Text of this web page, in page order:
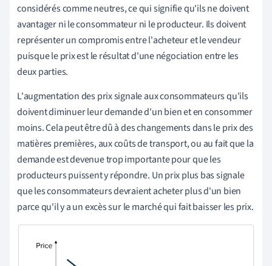
considérés comme neutres, ce qui signifie qu'ils ne doivent
avantager ni le consommateur ni le producteur. Ils doivent
représenter un compromis entre l'acheteur et le vendeur
puisque le prix est le résultat d'une négociation entre les
deux parties.
L'augmentation des prix signale aux consommateurs qu'ils
doivent diminuer leur demande d'un bien et en consommer
moins. Cela peut être dû à des changements dans le prix des
matières premières, aux coûts de transport, ou au fait que la
demande est devenue trop importante pour que les
producteurs puissent y répondre. Un prix plus bas signale
que les consommateurs devraient acheter plus d'un bien
parce qu'il y a un excès sur le marché qui fait baisser les prix.